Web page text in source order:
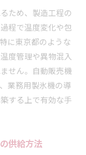
ため、製造工程の
程で温度変化や包
に東京都のような
度管理や異物混入
せん。自動販売機
業務用製氷機の導
する上で有効な手
供給方法